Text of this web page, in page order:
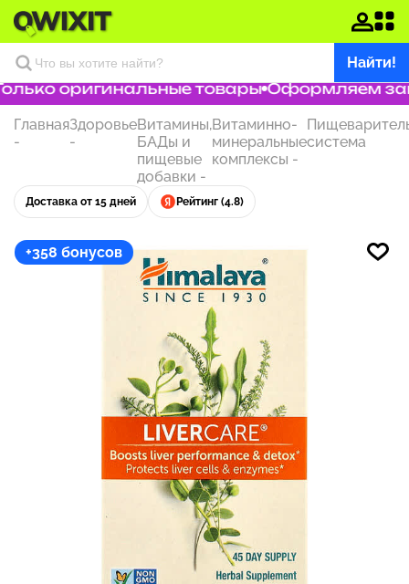
Найти!
оригинальные товары Оформляем
Главная
-
Здоровье
-
Витамины,
БАДы и
пищевые
добавки -
Витаминно-
минеральные
комплексы -
система
Доставка от 15 дней Рейтинг (4.8)
+358 бонусов